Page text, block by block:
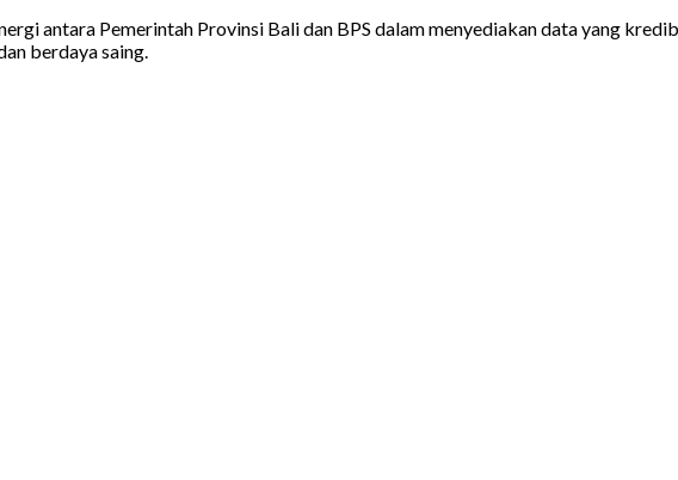
antara Pemerintah Provinsi Bali dan BPS dalam menyediakan data yang
berdaya saing.